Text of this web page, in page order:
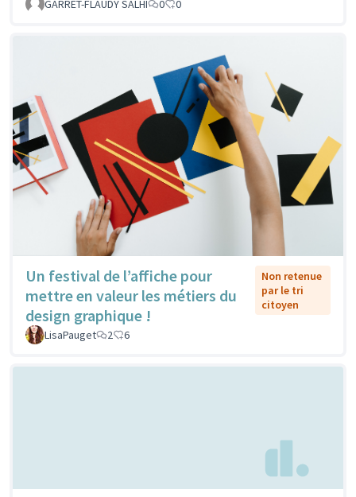
GARRET-FLAUDY SALHI 0 0
Un festival de l’affiche pour
mettre en valeur les métiers du
design graphique !
Non retenue
par le tri
citoyen
LisaPauget 2 6